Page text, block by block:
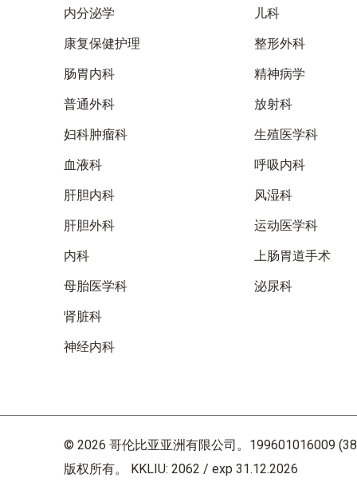
内分泌学
康复保健护理
肠胃内科
普通外科
妇科肿瘤科
血液科
肝胆内科
肝胆外科
内科
母胎医学科
肾脏科
神经内科
儿科
整形外科
精神病学
放射科
生殖医学科
呼吸内科
风湿科
运动医学科
上肠胃道手术
泌尿科
© 2026 哥伦比亚亚洲有限公司。199601016009
版权所有。 KKLIU: 2062 / exp 31.12.2026